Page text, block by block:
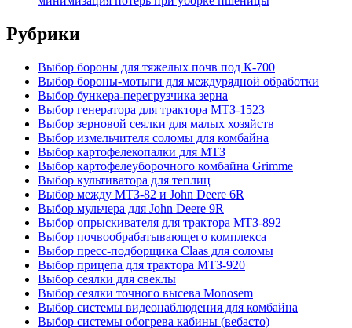
Рубрики
Выбор бороны для тяжелых почв под К-700
Выбор бороны-мотыги для междурядной обработки
Выбор бункера-перегрузчика зерна
Выбор генератора для трактора МТЗ-1523
Выбор зерновой сеялки для малых хозяйств
Выбор измельчителя соломы для комбайна
Выбор картофелекопалки для МТЗ
Выбор картофелеуборочного комбайна Grimme
Выбор культиватора для теплиц
Выбор между МТЗ-82 и John Deere 6R
Выбор мульчера для John Deere 9R
Выбор опрыскивателя для трактора МТЗ-892
Выбор почвообрабатывающего комплекса
Выбор пресс-подборщика Claas для соломы
Выбор прицепа для трактора МТЗ-920
Выбор сеялки для свеклы
Выбор сеялки точного высева Monosem
Выбор системы видеонаблюдения для комбайна
Выбор системы обогрева кабины (вебасто)